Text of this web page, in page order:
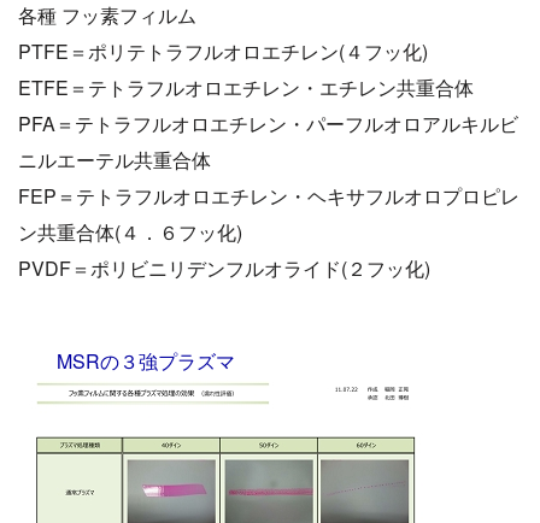
各種 フッ素フィルム
PTFE＝ポリテトラフルオロエチレン(４フッ化)
ETFE＝テトラフルオロエチレン・エチレン共重合体
PFA＝テトラフルオロエチレン・パーフルオロアルキルビ
ニルエーテル共重合体
FEP＝テトラフルオロエチレン・ヘキサフルオロプロピレ
ン共重合体(４．６フッ化)
PVDF＝ポリビニリデンフルオライド(２フッ化)
MSRの３強プラズマ